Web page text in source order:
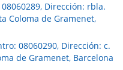
Dirección: rbla.
Coloma de Gramenet,
08060290, Dirección: c.
de Gramenet, Barcelona